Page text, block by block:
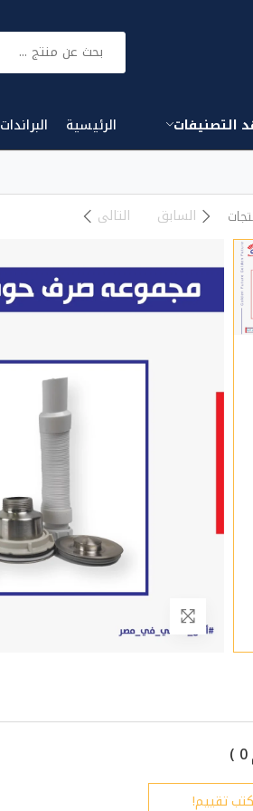
بحث
التصنيفات الرئيسية البراندات
السابق التالى
)
تقييم!